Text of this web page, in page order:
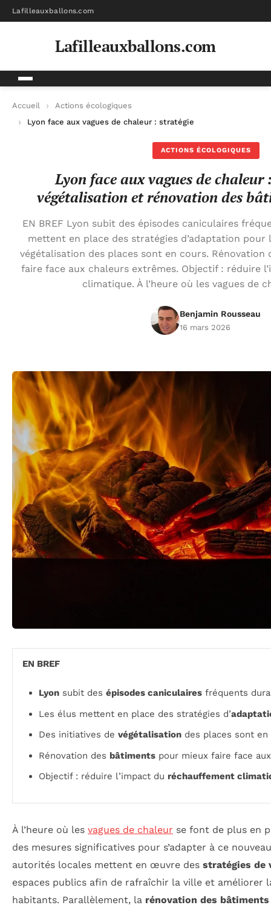
Lafilleauxballons.com
Lafilleauxballons.com
Accueil
Actions écologiques
Lyon face aux vagues de chaleur : stratégies de
ACTIONS ÉCOLOGIQUES
Lyon face aux vagues de chaleur
végétalisation et rénovation des
EN BREF Lyon subit des épisodes caniculaires
mettent en place des stratégies d’adaptation pour
végétalisation des places sont en cours.
faire face aux chaleurs extrêmes. Objectif : réduire
climatique. À l’heure où les vagues de
Benjamin Rousseau
16 mars 2026
EN BREF
Lyon subit des épisodes caniculaires fréquents
Les élus mettent en place des stratégies d’
Des initiatives de végétalisation des places sont en
Rénovation des bâtiments pour mieux faire face
Objectif : réduire l’impact du réchauffement
À l’heure où les vagues de chaleur se font de plus en
des mesures significatives pour s’adapter à ce
autorités locales mettent en œuvre des stratégies de
espaces publics afin de rafraîchir la ville et améliorer
habitants. Parallèlement, la rénovation des bâtiments